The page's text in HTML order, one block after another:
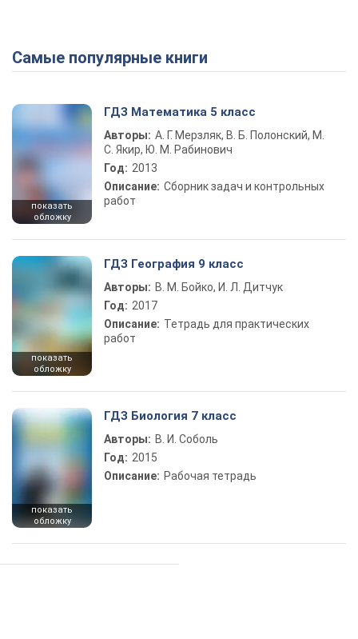
Самые популярные книги
показать
обложку
ГДЗ Математика 5 класс
Авторы: А. Г. Мерзляк, В. Б. Полонский, М.
С. Якир, Ю. М. Рабинович
Год: 2013
Описание: Сборник задач и контрольных
работ
показать
обложку
ГДЗ География 9 класс
Авторы: В. М. Бойко, И. Л. Дитчук
Год: 2017
Описание: Тетрадь для практических
работ
показать
обложку
ГДЗ Биология 7 класс
Авторы: В. И. Соболь
Год: 2015
Описание: Рабочая тетрадь